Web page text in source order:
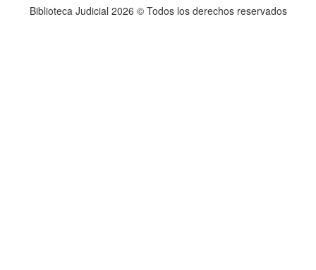
Biblioteca Judicial 2026 © Todos los derechos reservados